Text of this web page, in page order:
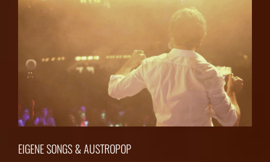
EIGENE SONGS & AUSTROPOP